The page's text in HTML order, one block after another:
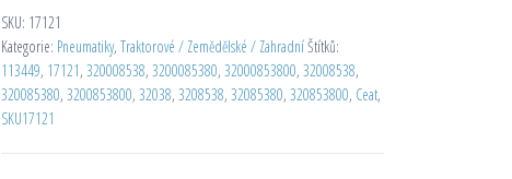
SKU: 17121
Kategorie: Pneumatiky, Traktorové / Zemědělské / ZahradníŠtítků:
113449, 17121, 320008538, 3200085380, 32000853800, 32008538,
320085380, 3200853800, 32038, 3208538, 32085380, 320853800, Ceat,
SKU17121